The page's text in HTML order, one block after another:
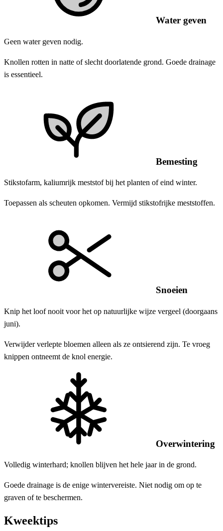
Water geven
Geen water geven nodig.
Knollen rotten in natte of slecht doorlatende grond. Goede drainage
is essentieel.
Bemesting
Stikstofarm, kaliumrijk meststof bij het planten of eind winter.
Toepassen als scheuten opkomen. Vermijd stikstofrijke meststoffen.
Snoeien
Knip het loof nooit voor het op natuurlijke wijze vergeel (doorgaans
juni).
Verwijder verlepte bloemen alleen als ze ontsierend zijn. Te vroeg
knippen ontneemt de knol energie.
Overwintering
Volledig winterhard; knollen blijven het hele jaar in de grond.
Goede drainage is de enige wintervereiste. Niet nodig om op te
graven of te beschermen.
Kweektips